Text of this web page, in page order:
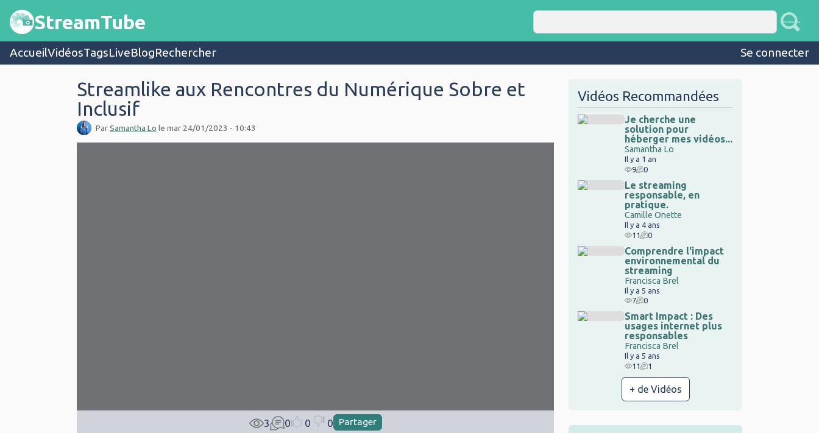
StreamTube Rechercher Rechercher
Main navigation
AccueilVidéosTagsLiveBlogRechercher User
Se connecter
Streamlike aux Rencontres du Numérique Sobre et
Inclusif
ParSamantha Lo le mar 24/01/2023 - 10:43
3 0 0 0 Partager
Vidéos Recommandées
Je cherche une
solution pour
héberger mes vidéos...
Samantha Lo
Il y a 1 an
9
0
Le streaming
responsable, en
pratique.
Camille Onette
Il y a 4 ans
11
0
Comprendre l'impact
environnemental du
streaming
Francisca Brel
Il y a 5 ans
7
0
Smart Impact : Des
usages internet plus
responsables
Francisca Brel
Il y a 5 ans
11
1
+ de Vidéos